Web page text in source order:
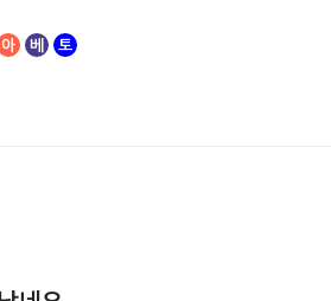
아 베 토